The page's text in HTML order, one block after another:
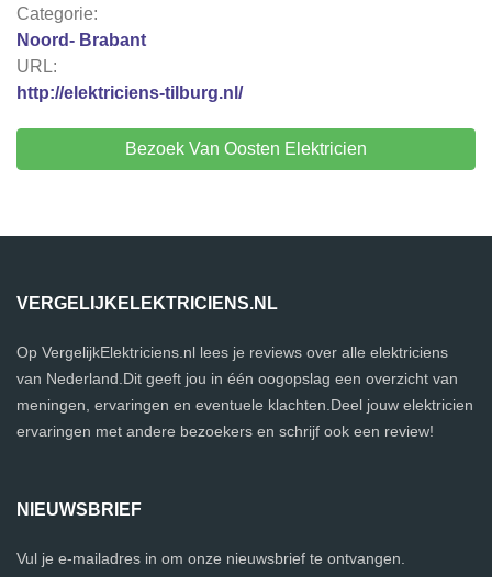
Categorie:
Noord- Brabant
URL:
http://elektriciens-tilburg.nl/
Bezoek Van Oosten Elektricien
VERGELIJKELEKTRICIENS.NL
Op VergelijkElektriciens.nl lees je reviews over alle elektriciens
van Nederland.Dit geeft jou in één oogopslag een overzicht van
meningen, ervaringen en eventuele klachten.Deel jouw elektricien
ervaringen met andere bezoekers en schrijf ook een review!
NIEUWSBRIEF
Vul je e-mailadres in om onze nieuwsbrief te ontvangen.